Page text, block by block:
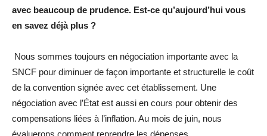
avec beaucoup de prudence. Est-ce qu’aujourd’hui vous
en savez déjà plus ?
Nous sommes toujours en négociation importante avec la
SNCF pour diminuer de façon importante et structurelle le coût
de la convention signée avec cet établissement. Une
négociation avec l’État est aussi en cours pour obtenir des
compensations liées à l’inflation. Au mois de juin, nous
évaluerons comment reprendre les dépenses